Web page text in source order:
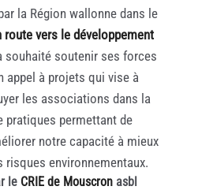
la Région wallonne dans le
route vers le développement
souhaité soutenir ses forces
appel à projets qui vise à
les associations dans la
pratiques permettant de
notre capacité à mieux
risques environnementaux.
le CRIE de Mouscronasbl